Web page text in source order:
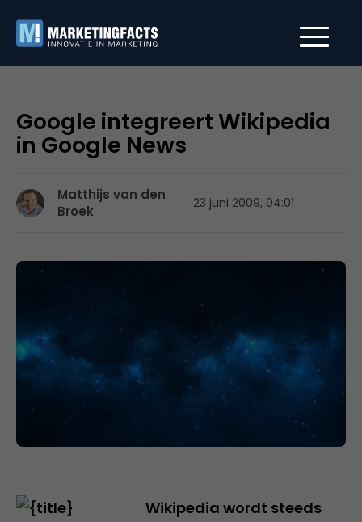
Google integreert Wikipedia
in Google News
Matthijs van den
Broek
23 juni 2009, 04:01
Wikipedia wordt steeds